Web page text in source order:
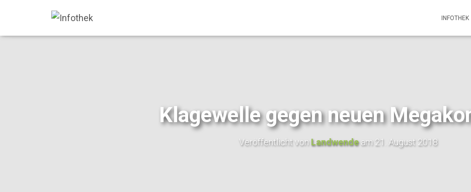
INFOTHEK
Klagewelle gegen neuen
Veröffentlicht vonLandwendeam21. August 2018